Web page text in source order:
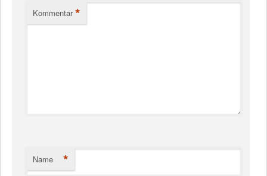
Kommentar *
Name *